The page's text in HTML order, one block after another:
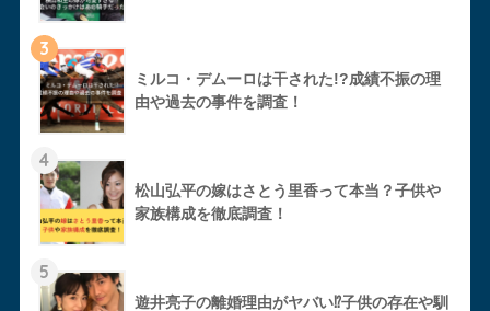
3
ミルコ・デムーロは干された!?成績不振の理
由や過去の事件を調査！
4
松山弘平の嫁はさとう里香って本当？子供や
家族構成を徹底調査！
5
遊井亮子の離婚理由がヤバい⁉︎子供の存在や馴